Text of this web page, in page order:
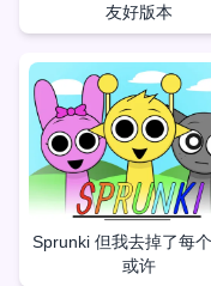
友好版本
Sprunki 但我去掉了每
或许